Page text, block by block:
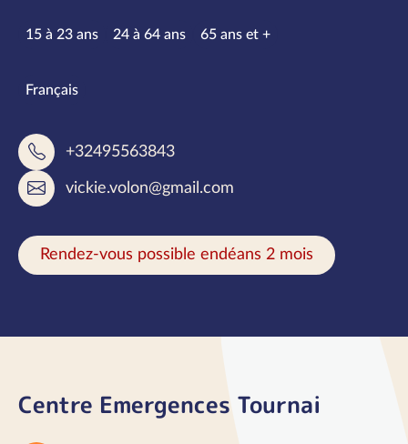
Tranches d’âge
15 à 23 ans 24 à 64 ans 65 ans et +
Langues parlées
Français
+32495563843
vickie.volon@gmail.com
Rendez-vous possible endéans 2 mois
Centre Emergences Tournai